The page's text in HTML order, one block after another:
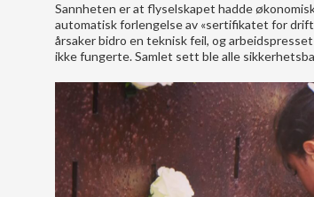
Sannheten er at flyselskapet hadde
automatisk forlengelse av «sertifikatet for
årsaker bidro en teknisk feil, og
ikke fungerte. Samlet sett ble alle